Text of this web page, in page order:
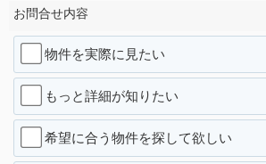
お問合せ内容
物件を実際に見たい
もっと詳細が知りたい
希望に合う物件を探して欲しい